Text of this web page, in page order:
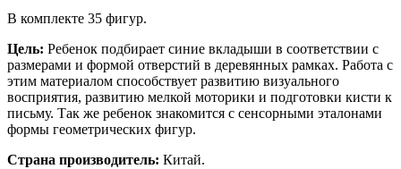
В комплекте 35 фигур.
Цель: Ребенок подбирает синие вкладыши в соответствии с
размерами и формой отверстий в деревянных рамках. Работа с
этим материалом способствует развитию визуального
восприятия, развитию мелкой моторики и подготовки кисти к
письму. Так же ребенок знакомится с сенсорными эталонами
формы геометрических фигур.
Страна производитель: Китай.